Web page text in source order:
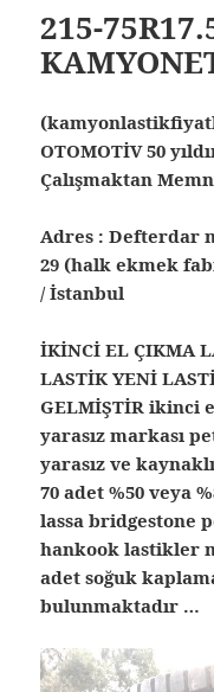
215-
OTOMOTİV 50
Çalışmaktan
Adres : Defterdar
29 (halk ekmek
/ İstanbul
İKİNCİ EL ÇIKMA
LASTİK YENİ
GELMİŞTİR ikinci
yarasız markası
yarasız ve
70 adet %50 veya
lassa bridgestone
hankook lastikler
adet soğuk
bulunmaktadır …